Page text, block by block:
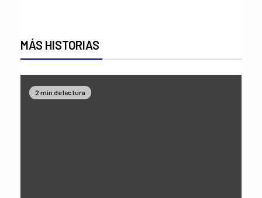
MÁS HISTORIAS
2 min de lectura